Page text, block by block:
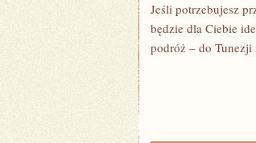
Jeśli potrzebujesz
będzie dla Ciebie
podróż – do Tunezji